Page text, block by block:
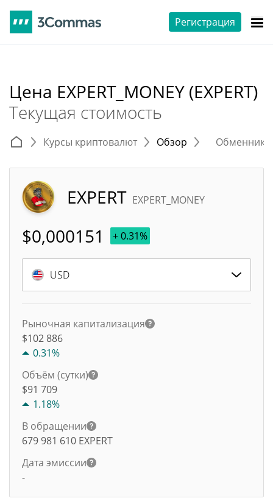
Регистрация
Цена EXPERT_MONEY (EXPERT)
Текущая стоимость
Курсы криптовалют Обзор
EXPERT EXPERT_MONEY
$0,000151 + 0.31%
USD
Рыночная капитализация
$102 886
0.31%
Объём (сутки)
$91 709
1.18%
В обращении
679 981 610 EXPERT
Дата эмиссии
-